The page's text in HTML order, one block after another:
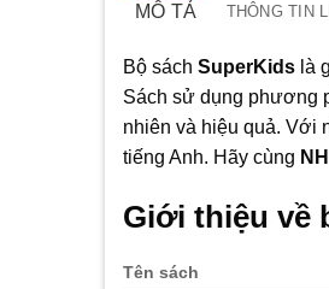
MÔ TẢ THÔNG TIN
Bộ sách SuperKids là
Sách sử dụng phương
nhiên và hiệu quả. Với
tiếng Anh. Hãy cùng
Giới thiệu về
Tên sách